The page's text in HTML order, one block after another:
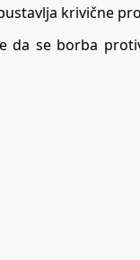
krivične
da se borba